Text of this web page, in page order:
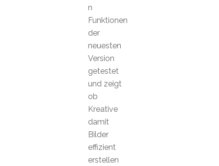
n
Funktionen
der
neuesten
Version
getestet
und zeigt
ob
Kreative
damit
Bilder
effizient
erstellen